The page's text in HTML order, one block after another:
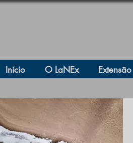
Início O LaNEx Extensão